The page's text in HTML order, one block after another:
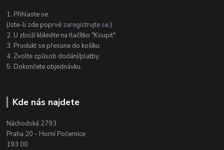
1. Přihlaste se.
(Jste-li zde poprvé zaregistrujte se.)
2. U zboží klikněte na tlačítko "Koupit"
3. Produkt se přesune do košíku.
4. Zvolte způsob dodání/platby.
5. Dokončete objednávku.
Kde nás najdete
Náchodská 2793
Praha 20 - Horní Počernice
193 00